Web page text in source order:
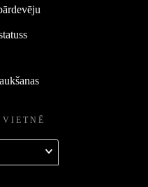
VIETNĒ